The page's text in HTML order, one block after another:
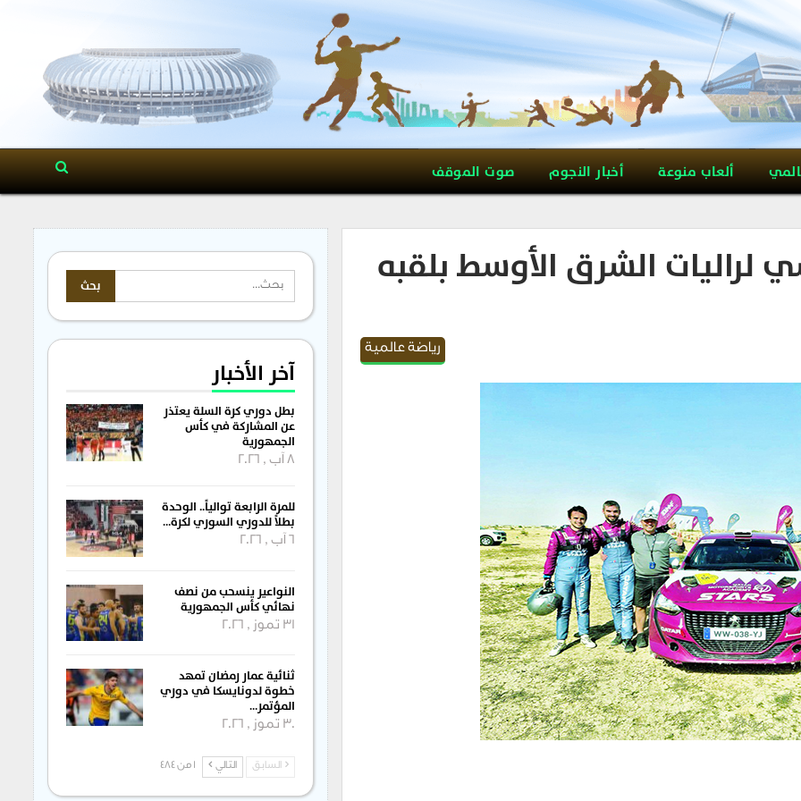
ألعاب منوعة أخبار النجوم صوت الموقف
لراليات الشرق الأوسط بلقبه
رياضة عالمية
آخر الأخبار
بطل دوري كرة السلة يعتذر
عن المشاركة في كأس
الجمهورية
8 آب , 2026
للمرة الرابعة توالياً.. الوحدة
بطلاً للدوري السوري لكرة…
6 آب , 2026
النواعير ينسحب من نصف
نهائي كأس الجمهورية
31 تموز , 2026
ثنائية عمار رمضان تمهد
خطوة لدونايسكا في دوري
المؤتمر…
30 تموز , 2026
السابق التالي 1 من 484